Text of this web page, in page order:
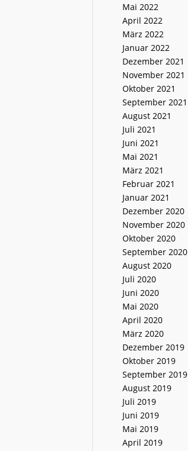
Mai 2022
April 2022
März 2022
Januar 2022
Dezember 2021
November 2021
Oktober 2021
September 2021
August 2021
Juli 2021
Juni 2021
Mai 2021
März 2021
Februar 2021
Januar 2021
Dezember 2020
November 2020
Oktober 2020
September 2020
August 2020
Juli 2020
Juni 2020
Mai 2020
April 2020
März 2020
Dezember 2019
Oktober 2019
September 2019
August 2019
Juli 2019
Juni 2019
Mai 2019
April 2019